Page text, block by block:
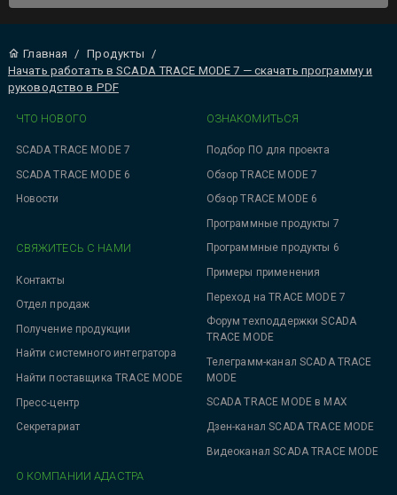
Главная / Продукты
/
Начать работать в SCADA TRACE MODE 7 — скачать программу и
руководство в PDF
ЧТО НОВОГО
SCADA TRACE MODE 7
SCADA TRACE MODE 6
Новости
ОЗНАКОМИТЬСЯ
Подбор ПО для проекта
Обзор TRACE MODE 7
Обзор TRACE MODE 6
Программные продукты 7
Программные продукты 6
Примеры применения
Переход на TRACE MODE 7
Форум техподдержки SCADA
TRACE MODE
Телеграмм-канал SCADA TRACE
MODE
SCADA TRACE MODE в MAX
Дзен-канал SCADA TRACE MODE
Видеоканал SCADA TRACE MODE
СВЯЖИТЕСЬ С НАМИ
Контакты
Отдел продаж
Получение продукции
Найти системного интегратора
Найти поставщика TRACE MODE
Пресс-центр
Секретариат
О КОМПАНИИ АДАСТРА